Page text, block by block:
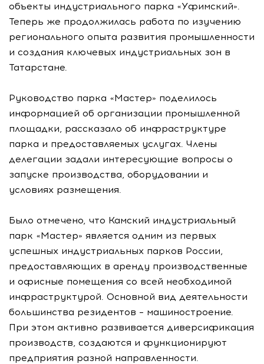
объекты индустриального парка «Уфимский».
Теперь же продолжилась работа по изучению
регионального опыта развития промышленности
и создания ключевых индустриальных зон в
Татарстане.
Руководство парка «Мастер» поделилось
информацией об организации промышленной
площадки, рассказало об инфраструктуре
парка и предоставляемых услугах. Члены
делегации задали интересующие вопросы о
запуске производства, оборудовании и
условиях размещения.
Было отмечено, что Камский индустриальный
парк «Мастер» является одним из первых
успешных индустриальных парков России,
предоставляющих в аренду производственные
и офисные помещения со всей необходимой
инфраструктурой. Основной вид деятельности
большинства резидентов – машиностроение.
При этом активно развивается диверсификация
производств, создаются и функционируют
предприятия разной направленности.